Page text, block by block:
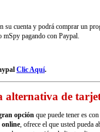
su cuenta y podrá comprar un
mSpy pagando con Paypal.
Clic Aquí.
alternativa de
opción que puede tener es
online, ofrece el que usted pueda